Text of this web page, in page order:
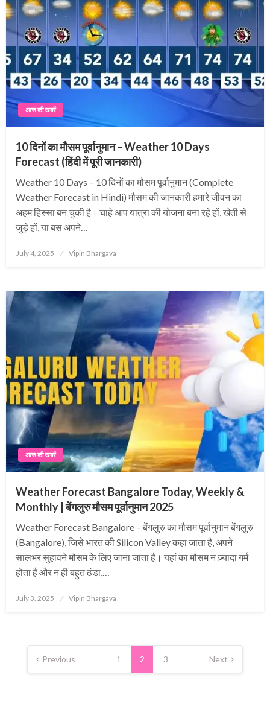
आज की खबरें
10 दिनों का मौसम पूर्वानुमान – Weather 10 Days
Forecast (हिंदी में पूरी जानकारी)
Weather 10 Days – 10 दिनों का मौसम पूर्वानुमान (Complete
Weather Forecast in Hindi) मौसम की जानकारी हमारे जीवन का
अहम हिस्सा बन चुकी है। चाहे आप यात्रा की योजना बना रहे हों, खेती से
जुड़े हों, या बस अपने…
Posted
July 4, 2025 Vipin Bhargava
आज की खबरें
Weather Forecast Bangalore Today, Weekly &
Monthly | बेंगलुरु मौसम पूर्वानुमान 2025
Weather Forecast Bangalore – बेंगलुरु का मौसम पूर्वानुमान बेंगलुरु
(Bangalore), जिसे भारत की Silicon Valley कहा जाता है, अपने
सालभर सुहावने मौसम के लिए जाना जाता है। यहां का मौसम न ज़्यादा गर्म
होता है और न ही बहुत ठंडा,…
Posted
July 3, 2025 Vipin Bhargava
Posts
pagination
Previous 1 2 3 Next